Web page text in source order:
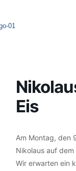
Eis
Am Montag, den
Nikolaus auf dem
Wir erwarten ein